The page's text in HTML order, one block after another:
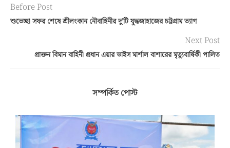
Before Post
শুভেচ্ছা সফর শেষে শ্রীলংকান নৌবাহিনীর দু’টি যুদ্ধজাহাজের চট্টগ্রাম ত্যাগ
Next Post
প্রাক্তন বিমান বাহিনী প্রধান এয়ার ভাইস মার্শাল বাশারের মৃত্যুবার্ষিকী পালিত
সম্পর্কিত পোস্ট